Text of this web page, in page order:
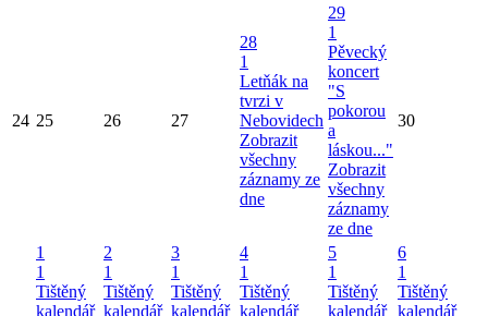
24 25 26 27
28
1
Letňák na
tvrzi v
Nebovidech
Zobrazit
všechny
záznamy ze
dne
29
1
Pěvecký
koncert
"S
pokorou
a
láskou..."
Zobrazit
všechny
záznamy
ze dne
30
1
1
Tištěný
kalendář
2
1
Tištěný
kalendář
3
1
Tištěný
kalendář
4
1
Tištěný
kalendář
5
1
Tištěný
kalendář
6
1
Tištěný
kalendář